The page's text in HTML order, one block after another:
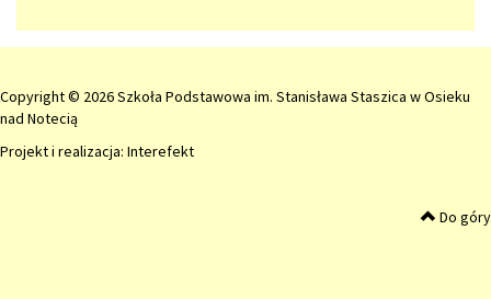
Copyright © 2026 Szkoła Podstawowa im. Stanisława Staszica w Osieku
nad Notecią
Projekt i realizacja: Interefekt
Do góry